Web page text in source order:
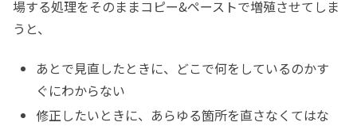
場する処理をそのままコピー&ペーストで増殖させてしま
うと、
あとで見直したときに、どこで何をしているのかす
ぐにわからない
修正したいときに、あらゆる箇所を直さなくてはな